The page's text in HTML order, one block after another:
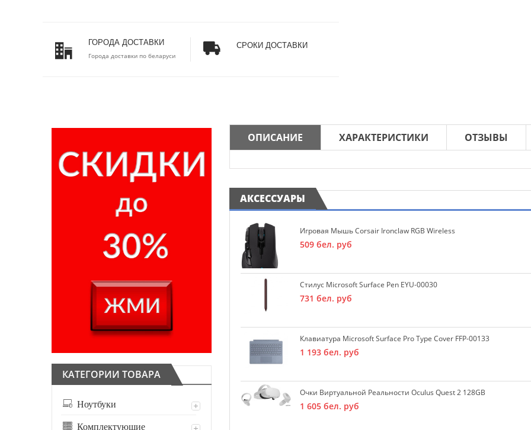
ГОРОДА ДОСТАВКИ
Города доставки по беларуси
СРОКИ ДОСТАВКИ
КАТЕГОРИИ ТОВАРА
Ноутбуки
Комплектующие
ОПИСАНИЕ ХАРАКТЕРИСТИКИ ОТЗЫВЫ
АКСЕССУАРЫ
Игровая Мышь Corsair Ironclaw RGB Wireless
509 бел. руб
Стилус Microsoft Surface Pen EYU-00030
731 бел. руб
Клавиатура Microsoft Surface Pro Type Cover FFP-00133
1 193 бел. руб
Очки Виртуальной Реальности Oculus Quest 2 128GB
1 605 бел. руб